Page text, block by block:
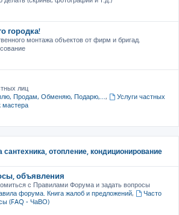
городка!
монтажа объектов от фирм и бригад.
лиц
Продам, Обменяю, Подарю,...,
Услуги частных
мастера
отопление, кондиционирование
объявления
с Правилами Форума и задать вопросы
форума. Книга жалоб и предложений,
Часто
(FAQ - ЧаВО)